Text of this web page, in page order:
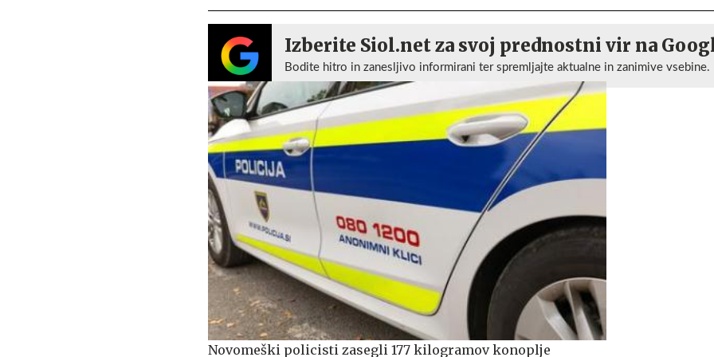
Izberite Siol.net za svoj prednostni vir na
Bodite hitro in zanesljivo informirani ter spremljajte aktualne in zanimive vsebine.
Novomeški policisti zasegli 177 kilogramov konoplje